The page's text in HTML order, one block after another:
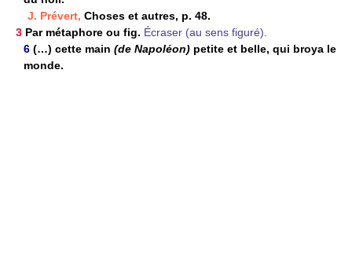
J. Prévert, Choses et autres, p. 48.
3 Par métaphore ou fig. Écraser (au sens figuré).
6 (…) cette main (de Napoléon) petite et belle, qui broya le
monde.